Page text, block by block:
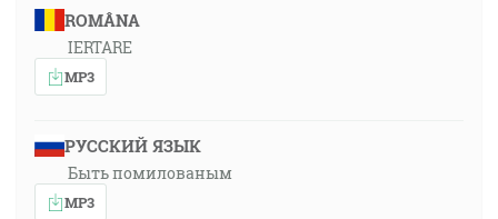
ROMÂNA
IERTARE
MP3
РУССКИЙ ЯЗЫК
Быть помилованым
MP3